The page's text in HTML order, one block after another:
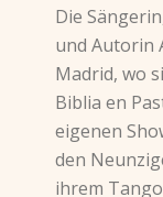
Die
und Autorin
Madrid, wo
Biblia en
eigenen
den
ihrem